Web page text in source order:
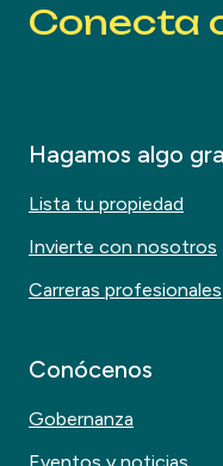
Conecta
Hagamos algo
Lista tu propiedad
Invierte con nosotros
Carreras profesionales
Conócenos
Gobernanza